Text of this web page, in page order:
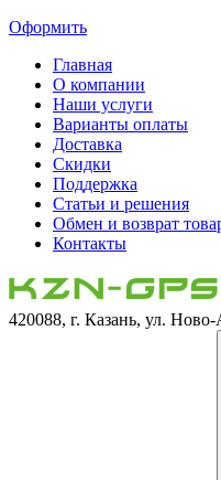
Оформить
Главная
О компании
Наши услуги
Варианты оплаты
Доставка
Скидки
Поддержка
Статьи и решения
Обмен и возврат
Контакты
420088, г. Казань, ул.